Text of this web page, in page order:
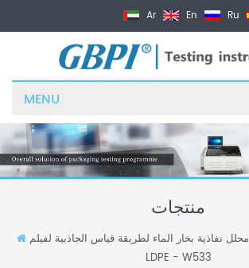
Ar En Ru
MENU
منتجات
محلل نفاذية بخار الماء لطريقة قياس الجاذبية لفيلم
LDPE - W533